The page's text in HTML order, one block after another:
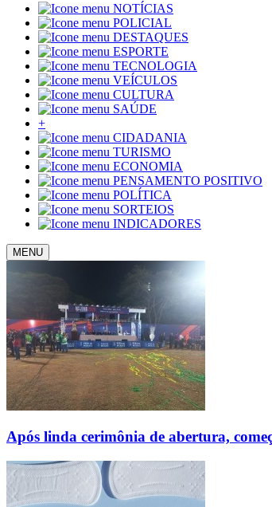
NOTÍCIAS
POLICIAL
DESTAQUES
ESPORTE
TECNOLOGIA
VEÍCULOS
CULTURA
SAÚDE
+
CIDADANIA
TURISMO
ECONOMIA
PENSAMENTO POSITIVO
POLÍTICA
SORTEIOS
INDICADORES
MENU
Após linda cerimônia de abertura,